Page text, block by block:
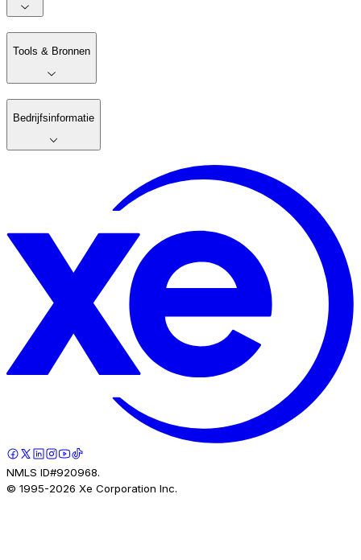
Tools & Bronnen
Bedrijfsinformatie
NMLS ID#920968.
© 1995-2026 Xe Corporation Inc.